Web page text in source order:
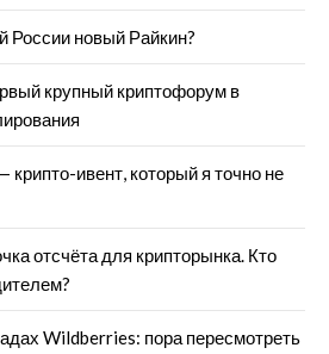
России новый Райкин?
крупный криптофорум в
ивент, который я точно не
отсчёта для крипторынка. Кто
Wildberries: пора пересмотреть